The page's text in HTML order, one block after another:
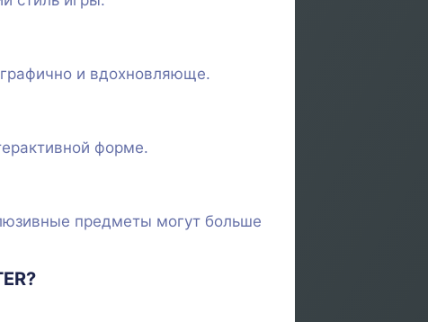
и вдохновляюще.
форме.
предметы могут больше